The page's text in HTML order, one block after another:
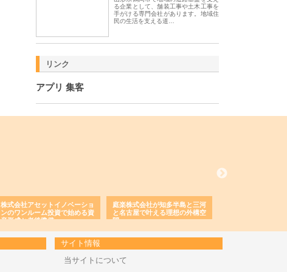
る企業として、舗装工事や土木工事を
手がける専門会社があります。地域住
民の生活を支える道…
リンク
アプリ 集客
株式会社アセットイノベーショ
ンのワンルーム投資で始める資
産形成と老後準備
庭楽株式会社が知多半島と三河
と名古屋で叶える理想の外構空
間
サイト情報
当サイトについて